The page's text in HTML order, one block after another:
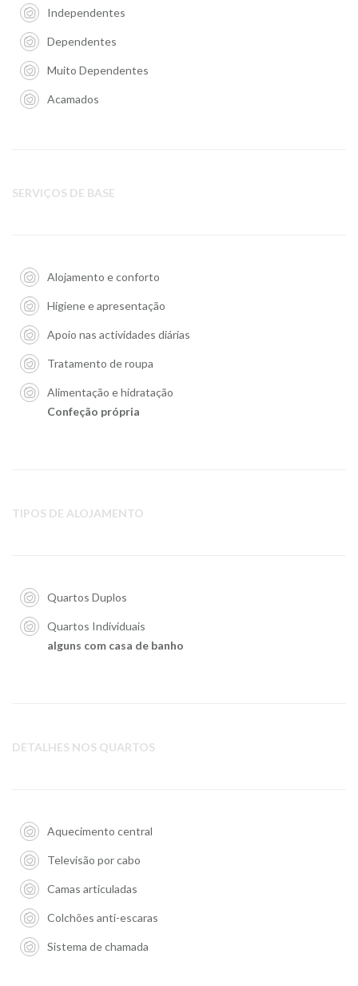
Independentes
Dependentes
Muito Dependentes
Acamados
SERVIÇOS DE BASE
Alojamento e conforto
Higiene e apresentação
Apoio nas actividades diárias
Tratamento de roupa
Alimentação e hidratação
Confeção própria
TIPOS DE ALOJAMENTO
Quartos Duplos
Quartos Individuais
alguns com casa de banho
DETALHES NOS QUARTOS
Aquecimento central
Televisão por cabo
Camas articuladas
Colchões anti-escaras
Sistema de chamada